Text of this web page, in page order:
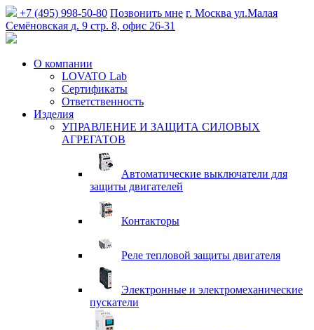
+7 (495) 998-50-80 Позвонить мне г. Москва ул.Малая
Семёновская д. 9 стр. 8, офис 26-31
О компании
LOVATO Lab
Сертификаты
Ответственность
Изделия
УПРАВЛЕНИЕ И ЗАЩИТА СИЛОВЫХ
АГРЕГАТОВ
Автоматические выключатели для
защиты двигателей
Контакторы
Реле тепловой защиты двигателя
Электронные и электромеханические
пускатели